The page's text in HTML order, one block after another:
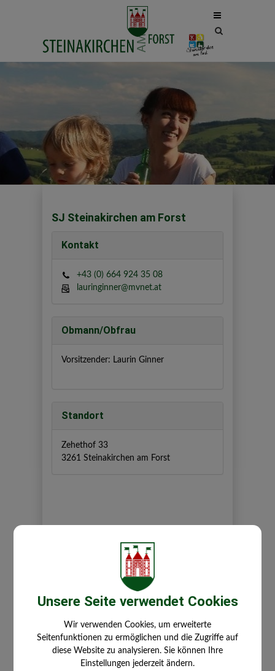
Site
SJ Steinakirchen am Forst
Kontakt
+43 (0) 664 924 35 08
lauringinner@mvnet.at
Obmann/Obfrau
Vorsitzender: Laurin Ginner
Standort
Zehethof 33
3261 Steinakirchen am Forst
Unsere Seite verwendet Cookies
Wir verwenden Cookies, um erweiterte
Seitenfunktionen zu ermöglichen und die Zugriffe auf
diese Website zu analysieren. Sie können Ihre
Einstellungen jederzeit ändern.